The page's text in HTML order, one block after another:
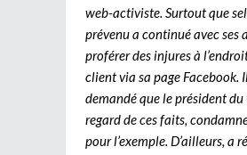
web-activiste. Surtout que
prévenu a continué avec ses
proférer des injures à
client via sa page Facebook.
demandé que le président
regard de ces faits,
pour l’exemple. D’ailleurs, a